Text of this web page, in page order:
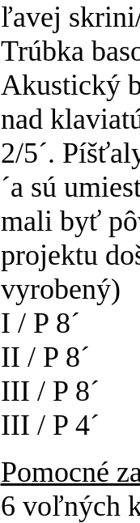
ľavej
Trúbka
Akustický
nad
2/5´.
´a sú
mali byť
projektu
vyrobený)
I / P 8´
II / P 8´
III / P 8´
III / P 4´
Pomocné
6 voľných